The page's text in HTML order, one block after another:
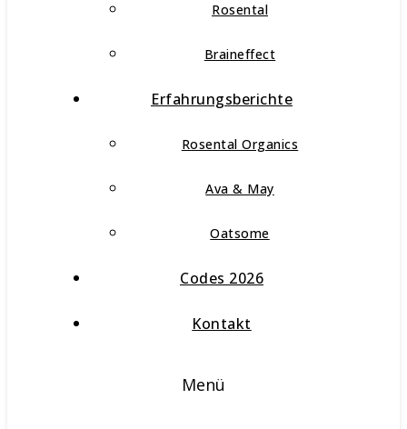
Rosental
Braineffect
Erfahrungsberichte
Rosental Organics
Ava & May
Oatsome
Codes 2026
Kontakt
Menü